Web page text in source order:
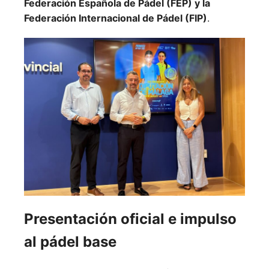
Federación Española de Pádel (FEP) y la
Federación Internacional de Pádel (FIP).
Presentación oficial e impulso
al pádel base